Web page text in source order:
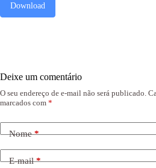
Download
Deixe um comentário
O seu endereço de e-mail não será publicado.
marcados com *
Nome*
E-mail*